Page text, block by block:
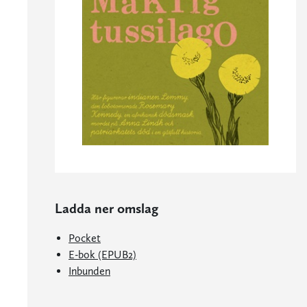
Ladda ner omslag
Pocket
E-bok (EPUB2)
Inbunden